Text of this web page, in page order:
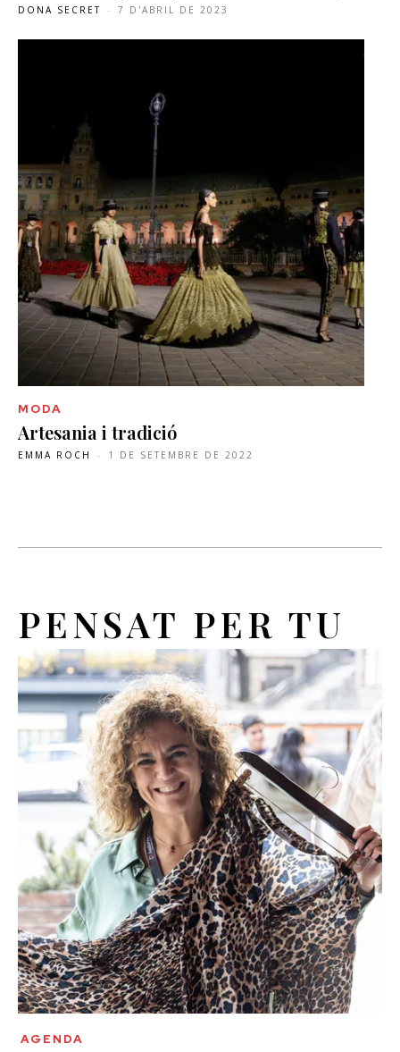
DONA SECRET - 7 D'ABRIL DE 2023
MODA
Artesania i tradició
EMMA ROCH - 1 DE SETEMBRE DE 2022
PENSAT PER TU
AGENDA